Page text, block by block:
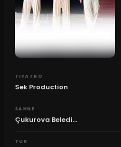
TIYATRO
Sek Production
SAHNE
Çukurova Beledi...
TUR